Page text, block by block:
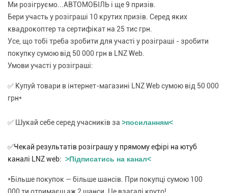
Ми розігруємо...АВТОМОБІЛЬ і ще 9 призів.
Бери участь у розіграші 10 крутих призів. Серед яких
квадрокоптер та сертифікат на 25 тис грн.
Усе, що тобі треба зробити для участі у розіграші - зробити
покупку сумою від 50 000 грн в LNZ Web.
Умови участі у розіграші:
✅ Купуй товари в інтернет-магазині LNZ Web сумою від 50 000
грн*
✅ Шукай себе серед учасників за >посиланням<
✅Чекай результатів розіграшу у прямому ефірі на ютуб
каналі LNZ web: >Підписатись на канал<
*Більше покупок — більше шансів. При покупці сумою 100